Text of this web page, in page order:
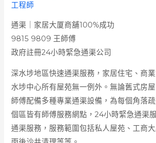
工程師
通渠｜家居大厦商舖100%成功
9815 9809 王師傅
政府註冊24小時緊急通渠公司
深水埗地區快速通渠服務，家居住宅、商
水埗中心所有屋苑無一例外。無論舊式房
師傅配備多種專業通渠設備，為每個角落
個區皆有師傅服務網點，24小時緊急通渠
通渠服務，服務範圍包括私人屋苑、工商大